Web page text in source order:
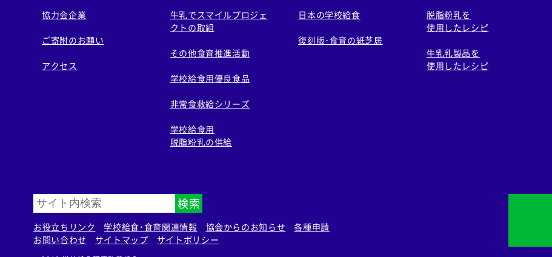
協力会企業
ご寄附のお願い
アクセス
牛乳でスマイルプロジェ
クトの取組
その他食育推進活動
学校給食用優良食品
非常食救給シリーズ
学校給食用
脱脂粉乳の供給
日本の学校給食
復刻版･食育の紙芝居
脱脂粉乳を
使用したレシピ
牛乳乳製品を
使用したレシピ
検索
お役立ちリンク 学校給食・食育関連情報 協会からのお知らせ
各種申請
お問い合わせ
サイトマップ サイトポリシー